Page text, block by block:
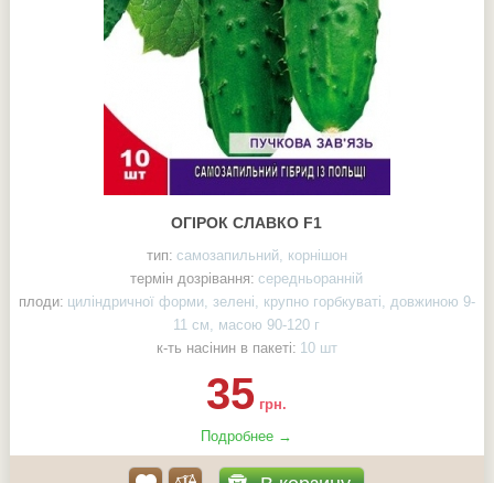
ОГІРОК СЛАВКО F1
тип: самозапильний, корнішон
термін дозрівання: середньоранній
плоди: циліндричної форми, зелені, крупно горбкуваті, довжиною 9-
11 см, масою 90-120 г
к-ть насінин в пакеті: 10 шт
35 грн.
Подробнее →